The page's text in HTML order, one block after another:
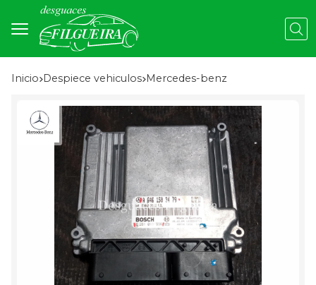
Inicio despiece vehiculos mercedes-benz